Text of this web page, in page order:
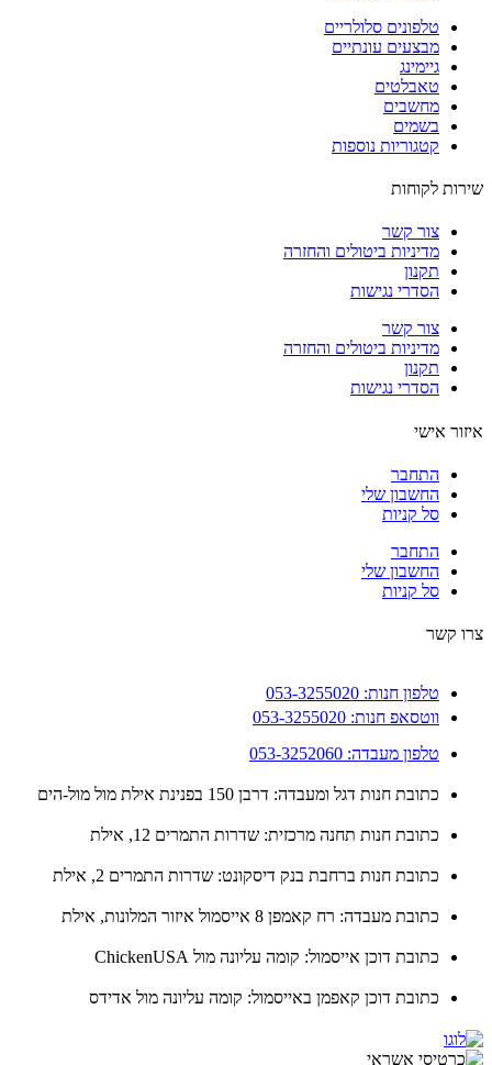
טלפונים סלולריים
מבצעים עונתיים
גיימינג
טאבלטים
מחשבים
בשמים
קטגוריות נוספות
לקוחות
צור קשר
מדיניות ביטולים והחזרה
תקנון
הסדרי נגישות
צור קשר
מדיניות ביטולים והחזרה
תקנון
הסדרי נגישות
אישי
התחבר
החשבון שלי
סל קניות
התחבר
החשבון שלי
סל קניות
קשר
טלפון חנות: 053-3255020
ווטסאפ חנות: 053-3255020
טלפון מעבדה: 053-3252060
כתובת חנות דגל ומעבדה: דרבן 150 בפנינת אילת מול מול-הים
כתובת חנות תחנה מרכזית: שדרות התמרים 12, אילת
כתובת חנות ברחבת בנק דיסקונט: שדרות התמרים 2, אילת
כתובת מעבדה: רח קאמפן 8 אייסמול איזור המלונות, אילת
כתובת דוכן אייסמול: קומה עליונה מול ChickenUSA
כתובת דוכן קאפמן באייסמול: קומה עליונה מול אדידס